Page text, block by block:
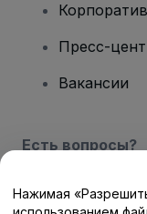
Пресс-
Вакансии
Есть вопросы?
Центр
Нажимая